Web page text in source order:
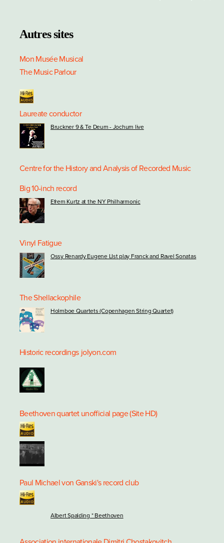
Autres sites
Mon Musée Musical
The Music Parlour
Laureate conductor
Bruckner 9 & Te Deum - Jochum live
Centre for the History and Analysis of Recorded Music
Big 10-inch record
Efrem Kurtz at the NY Philharmonic
Vinyl Fatigue
Ossy Renardy Eugene LIst play Franck and Ravel Sonatas
The Shellackophile
Holmboe Quartets (Copenhagen String Quartet)
Historic recordings jolyon.com
Beethoven quartet unofficial page (Site HD)
Paul Michael von Ganski's record club
Albert Spalding * Beethoven